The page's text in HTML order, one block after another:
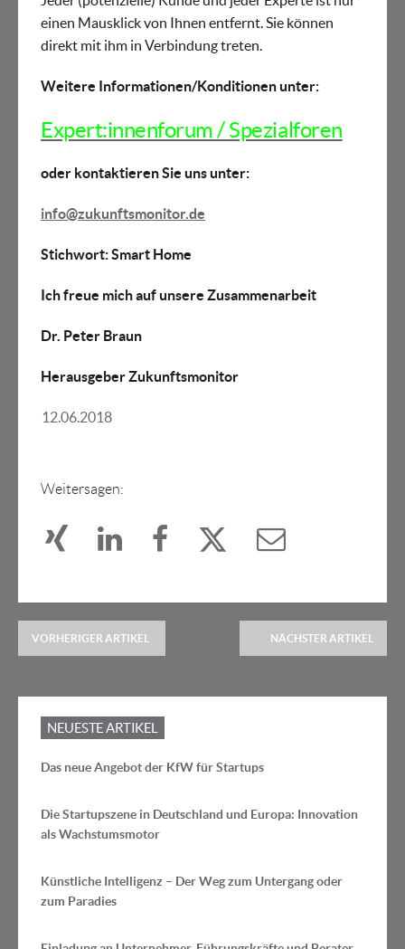
12.06.2018
einen Mausklick von Ihnen entfernt. Sie können
direkt mit ihm in Verbindung treten.
Weitere Informationen/Konditionen unter:
Expert:innenforum / Spezialforen
oder kontaktieren Sie uns unter:
info@zukunftsmonitor.de
Stichwort: Smart Home
Ich freue mich auf unsere Zusammenarbeit
Dr. Peter Braun
Herausgeber Zukunftsmonitor
Weitersagen:
VORHERIGER ARTIKEL NÄCHSTER ARTIKEL
NEUESTE ARTIKEL
Das neue Angebot der KfW für Startups
Die Startupszene in Deutschland und Europa: Innovation
als Wachstumsmotor
Künstliche Intelligenz – Der Weg zum Untergang oder
zum Paradies